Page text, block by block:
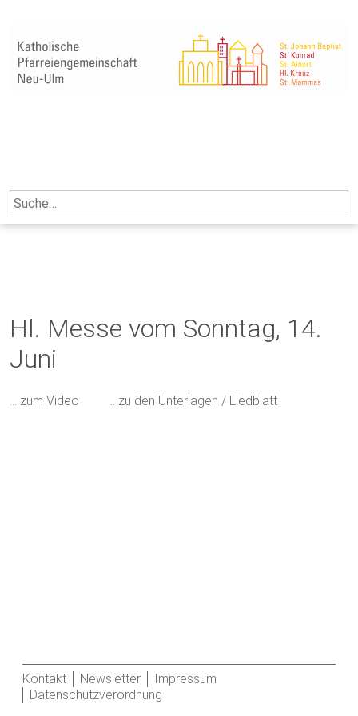
content
Search
for:
Hl. Messe vom Sonntag, 14.
Juni
… zum Video … zu den Unterlagen / Liedblatt
Kontakt Newsletter
Impressum
Datenschutzverordnung